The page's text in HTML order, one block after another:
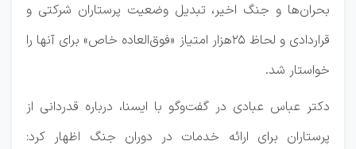
بحران‌ها و جنگ اخیر، تبدیل وضعیت پرستاران شرکتی و
قراردادی و لحاظ 25هزار امتیاز «فوق‌العاده خاص» برای آنها را
خواستار شد.
دکتر عباس عبادی در گفت‌وگو با ایسنا، درباره قدردانی از
پرستاران برای ارائه خدمات در دوران جنگ اظهار کرد: